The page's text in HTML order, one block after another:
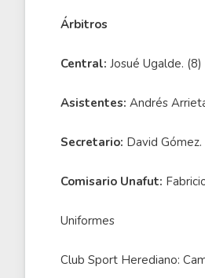
Árbitros
Central: Josué Ugalde. (8)
Asistentes: Andrés
Secretario: David Gómez.
Comisario Unafut:
Uniformes
Club Sport Herediano: